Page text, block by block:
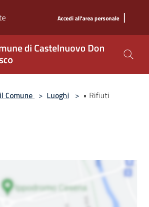
Accedi all'area personale |
di Castelnuovo Don
Comune > Luoghi > • Rifiuti